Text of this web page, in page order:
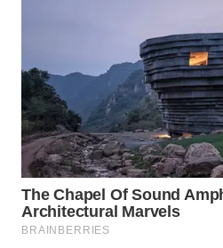
Enfrentar problemas exige
abraçar a realidade com
do que acontece está fora
impossível de ser superado